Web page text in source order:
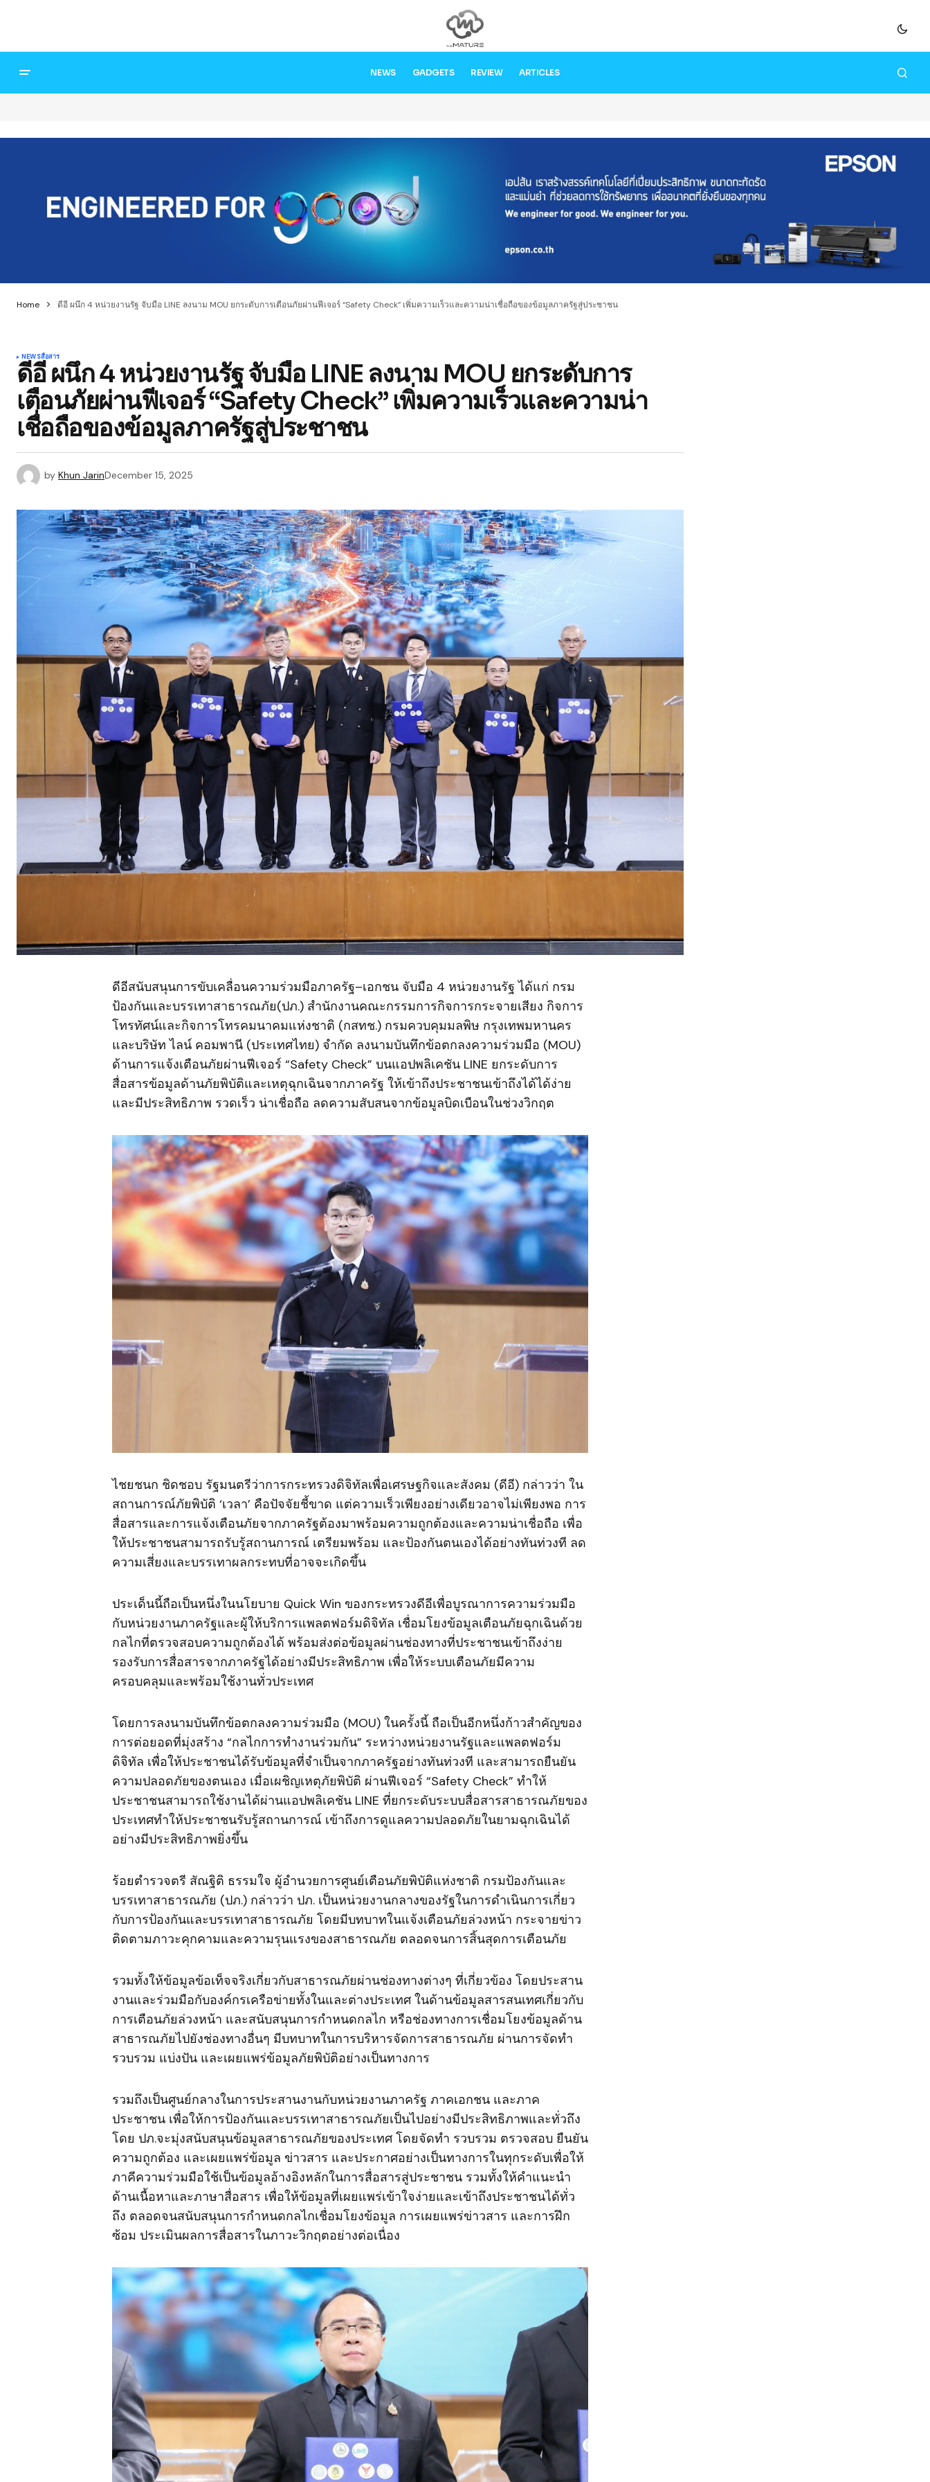
NEWS GADGETS REVIEW ARTICLES
Home ดีอี ผนึก 4 หน่วยงานรัฐ จับมือ LINE ลงนาม MOU ยกระดับการเตือนภัยผ่านฟีเจอร์ “Safety Check” เพิ่มความเร็วและความน่าเชื่อถือของข้อมูลภาครัฐสู่ประชาชน
NEWSสื่อสาร
ดีอี ผนึก 4 หน่วยงานรัฐ จับมือ LINE ลงนาม MOU ยกระดับการ
เตือนภัยผ่านฟีเจอร์ “Safety Check” เพิ่มความเร็วและความน่า
เชื่อถือของข้อมูลภาครัฐสู่ประชาชน
by Khun JarinDecember 15, 2025
ดีอีสนับสนุนการขับเคลื่อนความร่วมมือภาครัฐ–เอกชน จับมือ 4 หน่วยงานรัฐ ได้แก่ กรม
ป้องกันและบรรเทาสาธารณภัย(ปภ.) สำนักงานคณะกรรมการกิจการกระจายเสียง กิจการ
โทรทัศน์และกิจการโทรคมนาคมแห่งชาติ (กสทช.) กรมควบคุมมลพิษ กรุงเทพมหานคร
และบริษัท ไลน์ คอมพานี (ประเทศไทย) จำกัด ลงนามบันทึกข้อตกลงความร่วมมือ (MOU)
ด้านการแจ้งเตือนภัยผ่านฟีเจอร์ “Safety Check” บนแอปพลิเคชัน LINE ยกระดับการ
สื่อสารข้อมูลด้านภัยพิบัติและเหตุฉุกเฉินจากภาครัฐ ให้เข้าถึงประชาชนเข้าถึงได้ได้ง่าย
และมีประสิทธิภาพ รวดเร็ว น่าเชื่อถือ ลดความสับสนจากข้อมูลบิดเบือนในช่วงวิกฤต
ไชยชนก ชิดชอบ รัฐมนตรีว่าการกระทรวงดิจิทัลเพื่อเศรษฐกิจและสังคม (ดีอี) กล่าวว่า ใน
สถานการณ์ภัยพิบัติ ‘เวลา’ คือปัจจัยชี้ขาด แต่ความเร็วเพียงอย่างเดียวอาจไม่เพียงพอ การ
สื่อสารและการแจ้งเตือนภัยจากภาครัฐต้องมาพร้อมความถูกต้องและความน่าเชื่อถือ เพื่อ
ให้ประชาชนสามารถรับรู้สถานการณ์ เตรียมพร้อม และป้องกันตนเองได้อย่างทันท่วงที ลด
ความเสี่ยงและบรรเทาผลกระทบที่อาจจะเกิดขึ้น
ประเด็นนี้ถือเป็นหนึ่งในนโยบาย Quick Win ของกระทรวงดีอีเพื่อบูรณาการความร่วมมือ
กับหน่วยงานภาครัฐและผู้ให้บริการแพลตฟอร์มดิจิทัล เชื่อมโยงข้อมูลเตือนภัยฉุกเฉินด้วย
กลไกที่ตรวจสอบความถูกต้องได้ พร้อมส่งต่อข้อมูลผ่านช่องทางที่ประชาชนเข้าถึงง่าย
รองรับการสื่อสารจากภาครัฐได้อย่างมีประสิทธิภาพ เพื่อให้ระบบเตือนภัยมีความ
ครอบคลุมและพร้อมใช้งานทั่วประเทศ
โดยการลงนามบันทึกข้อตกลงความร่วมมือ (MOU) ในครั้งนี้ ถือเป็นอีกหนึ่งก้าวสำคัญของ
การต่อยอดที่มุ่งสร้าง “กลไกการทำงานร่วมกัน” ระหว่างหน่วยงานรัฐและแพลตฟอร์ม
ดิจิทัล เพื่อให้ประชาชนได้รับข้อมูลที่จำเป็นจากภาครัฐอย่างทันท่วงที และสามารถยืนยัน
ความปลอดภัยของตนเอง เมื่อเผชิญเหตุภัยพิบัติ ผ่านฟีเจอร์ “Safety Check” ทำให้
ประชาชนสามารถใช้งานได้ผ่านแอปพลิเคชัน LINE ที่ยกระดับระบบสื่อสารสาธารณภัยของ
ประเทศทำให้ประชาชนรับรู้สถานการณ์ เข้าถึงการดูแลความปลอดภัยในยามฉุกเฉินได้
อย่างมีประสิทธิภาพยิ่งขึ้น
ร้อยตำรวจตรี สัณฐิติ ธรรมใจ ผู้อำนวยการศูนย์เตือนภัยพิบัติแห่งชาติ กรมป้องกันและ
บรรเทาสาธารณภัย (ปภ.) กล่าวว่า ปภ. เป็นหน่วยงานกลางของรัฐในการดำเนินการเกี่ยว
กับการป้องกันและบรรเทาสาธารณภัย โดยมีบทบาทในแจ้งเตือนภัยล่วงหน้า กระจายข่าว
ติดตามภาวะคุกคามและความรุนแรงของสาธารณภัย ตลอดจนการสิ้นสุดการเตือนภัย
รวมทั้งให้ข้อมูลข้อเท็จจริงเกี่ยวกับสาธารณภัยผ่านช่องทางต่างๆ ที่เกี่ยวข้อง โดยประสาน
งานและร่วมมือกับองค์กรเครือข่ายทั้งในและต่างประเทศ ในด้านข้อมูลสารสนเทศเกี่ยวกับ
การเตือนภัยล่วงหน้า และสนับสนุนการกำหนดกลไก หรือช่องทางการเชื่อมโยงข้อมูลด้าน
สาธารณภัยไปยังช่องทางอื่นๆ มีบทบาทในการบริหารจัดการสาธารณภัย ผ่านการจัดทำ
รวบรวม แบ่งปัน และเผยแพร่ข้อมูลภัยพิบัติอย่างเป็นทางการ
รวมถึงเป็นศูนย์กลางในการประสานงานกับหน่วยงานภาครัฐ ภาคเอกชน และภาค
ประชาชน เพื่อให้การป้องกันและบรรเทาสาธารณภัยเป็นไปอย่างมีประสิทธิภาพและทั่วถึง
โดย ปภ.จะมุ่งสนับสนุนข้อมูลสาธารณภัยของประเทศ โดยจัดทำ รวบรวม ตรวจสอบ ยืนยัน
ความถูกต้อง และเผยแพร่ข้อมูล ข่าวสาร และประกาศอย่างเป็นทางการในทุกระดับเพื่อให้
ภาคีความร่วมมือใช้เป็นข้อมูลอ้างอิงหลักในการสื่อสารสู่ประชาชน รวมทั้งให้คำแนะนำ
ด้านเนื้อหาและภาษาสื่อสาร เพื่อให้ข้อมูลที่เผยแพร่เข้าใจง่ายและเข้าถึงประชาชนได้ทั่ว
ถึง ตลอดจนสนับสนุนการกำหนดกลไกเชื่อมโยงข้อมูล การเผยแพร่ข่าวสาร และการฝึก
ซ้อม ประเมินผลการสื่อสารในภาวะวิกฤตอย่างต่อเนื่อง